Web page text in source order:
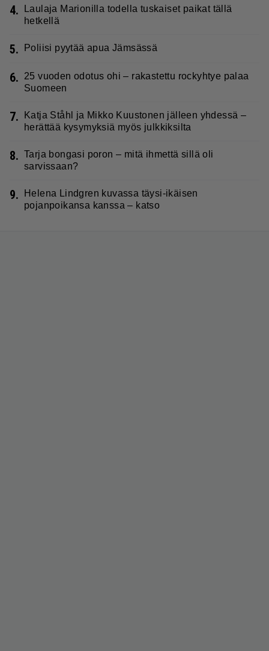
4.
Laulaja Marionilla todella tuskaiset paikat tällä
hetkellä
5. Poliisi pyytää apua Jämsässä
6.
25 vuoden odotus ohi – rakastettu rockyhtye palaa
Suomeen
7.
Katja Ståhl ja Mikko Kuustonen jälleen yhdessä –
herättää kysymyksiä myös julkkiksilta
8. Tarja bongasi poron – mitä ihmettä sillä oli
sarvissaan?
9.
Helena Lindgren kuvassa täysi-ikäisen
pojanpoikansa kanssa – katso